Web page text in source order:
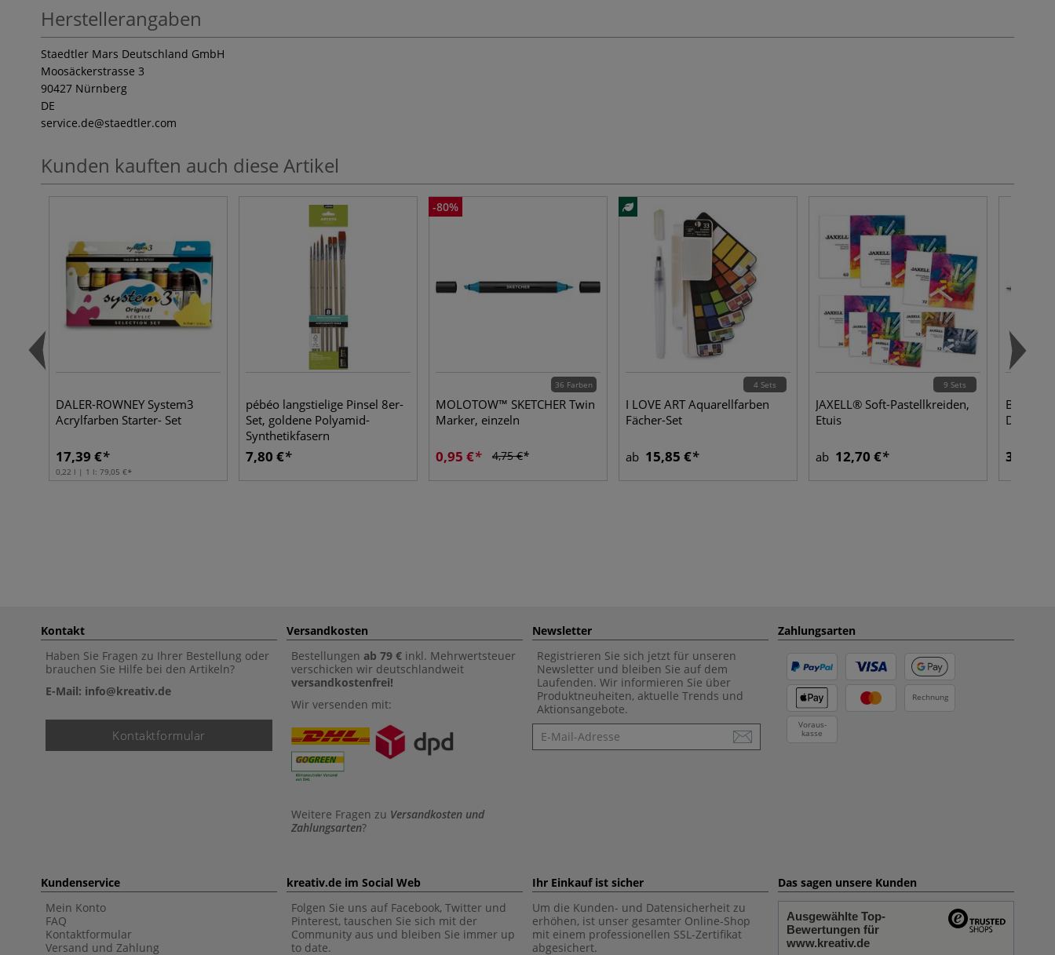
Herstellerangaben
Staedtler Mars Deutschland GmbH
Moosäckerstrasse 3
90427 Nürnberg
DE
service.de@staedtler.com
Kunden kauften auch diese Artikel
DALER-ROWNEY System3
Acrylfarben Starter- Set
17,39 €
0,22 l | 1 l: 79,05 €
pébéo langstielige Pinsel 8er-
Set, goldene Polyamid-
Synthetikfasern
7,80 €
-80%
36 Farben
MOLOTOW™ SKETCHER Twin
Marker, einzeln
0,95 € 4,75 €
4 Sets
I LOVE ART Aquarellfarben
Fächer-Set
ab 15,85 €
9 Sets
JAXELL® Soft-Pastellkreiden,
Etuis
ab 12,70 €
BIC® 4
3,09 €
Kontakt
Haben Sie Fragen zu Ihrer Bestellung oder
brauchen Sie Hilfe bei den Artikeln?
E-Mail: info@kreativ.de
Kontaktformular
Versandkosten
Bestellungen ab 79 € inkl. Mehrwertsteuer
verschicken wir deutschlandweit
versandkostenfrei!
Wir versenden mit:
Weitere Fragen zu Versandkosten und
Zahlungsarten?
Newsletter
Registrieren Sie sich jetzt für unseren
Newsletter und bleiben Sie auf dem
Laufenden. Wir informieren Sie über
Produktneuheiten, aktuelle Trends und
Aktionsangebote.
Newsletter
Zahlungsarten
Rechnung
Voraus-
kasse
Kundenservice
Mein Konto
FAQ
Kontaktformular
Versand und Zahlung
kreativ.de im Social Web
Folgen Sie uns auf Facebook, Twitter und
Pinterest, tauschen Sie sich mit der
Community aus und bleiben Sie immer up
to date.
Ihr Einkauf ist sicher
Um die Kunden- und Datensicherheit zu
erhöhen, ist unser gesamter Online-Shop
mit einem professionellen SSL-Zertifikat
abgesichert.
Das sagen unsere Kunden
Ausgewählte Top-
Bewertungen für
www.kreativ.de